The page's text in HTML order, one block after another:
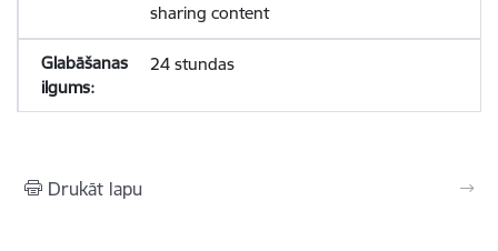
sharing content
24 stundas
Drukāt lapu